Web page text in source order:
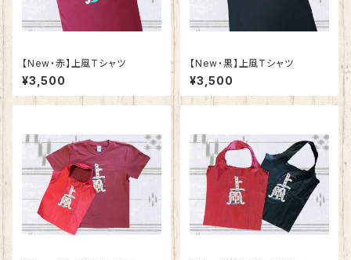
【New・赤】上風Tシャツ
¥3,500
​【New・黒】上風Tシャツ
¥3,500